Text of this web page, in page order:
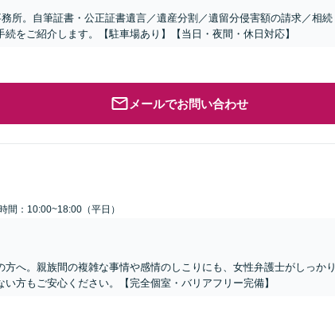
所。自筆証書・公正証書遺言／遺産分割／遺留分侵害額の請求／相続
をご紹介します。【駐車場あり】【当日・夜間・休日対応】
メールでお問い合わせ
間：10:00~18:00（平日）
方へ。親族間の複雑な事情や感情のしこりにも、女性弁護士がしっかり
方もご安心ください。【完全個室・バリアフリー完備】